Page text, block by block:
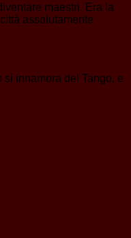
maestri. Era la
assolutamente
innamora del Tango, e